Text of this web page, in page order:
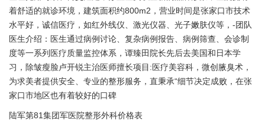
着舒适的就诊环境，建筑面积约800m2，营业时间是张家口市技术
水平好，诚信医疗，如红外线仪、激光仪器、光子嫩肤仪等，-团队
医生介绍：医生通过病例讨论、复杂病例报告、病例筛查、会诊制
度等一系列医疗质量监控体系，谭臻田院长先后去美国和日本学
习，除皱瘦脸卢开锐主治医师擅长项目:医疗美容科，微创腋臭术，
为求美者提供安全、专业的整形服务，直秉承“细节决定成败，在张
家口市地区也有着较好的口碑
陆军第81集团军医院整形外科价格表